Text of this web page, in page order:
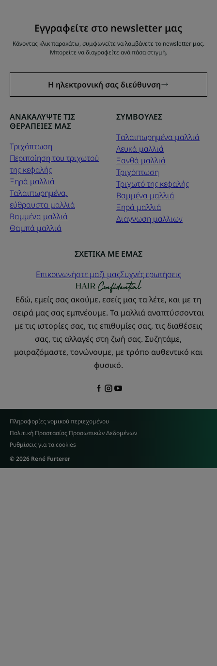
Εγγραφείτε στο newsletter μας
Κάνοντας κλικ παρακάτω, συμφωνείτε να λαμβάνετε το newsletter μας.
Μπορείτε να διαγραφείτε ανά πάσα στιγμή.
Η ηλεκτρονική σας διεύθυνση
ΑΝΑΚΑΛΥΨΤΕ ΤΙΣ
ΘΕΡΑΠΕΙΕΣ ΜΑΣ
Τριχόπτωση
Περιποίηση του τριχωτού
της κεφαλής
Ξηρά μαλλιά
Ταλαιπωρημένα,
εύθραυστα μαλλιά
Βαμμένα μαλλιά
Θαμπά μαλλιά
ΣΥΜΒΟΥΛΕΣ
Tαλαιπωρημένα μαλλιά
Λευκά μαλλιά
Ξανθά μαλλιά
Τριχόπτωση
Τριχωτό της κεφαλής
Βαμμένα μαλλιά
Ξηρά μαλλιά
Διαγνωση μαλλιων
ΣΧΕΤΙΚΑ ΜΕ ΕΜΑΣ
Επικοινωνήστε μαζί μαςΣυχνές ερωτήσεις
Εδώ, εμείς σας ακούμε, εσείς μας τα λέτε, και με τη
σειρά μας σας εμπνέουμε. Τα μαλλιά αναπτύσσονται
με τις ιστορίες σας, τις επιθυμίες σας, τις διαθέσεις
σας, τις αλλαγές στη ζωή σας. Συζητάμε,
μοιραζόμαστε, τονώνουμε, με τρόπο αυθεντικό και
φυσικό.
Πληροφορίες νομικού περιεχομένου
Πολιτική Προστασίας Προσωπικών Δεδομένων
Ρυθμίσεις για τα cookies
© 2026 René Furterer